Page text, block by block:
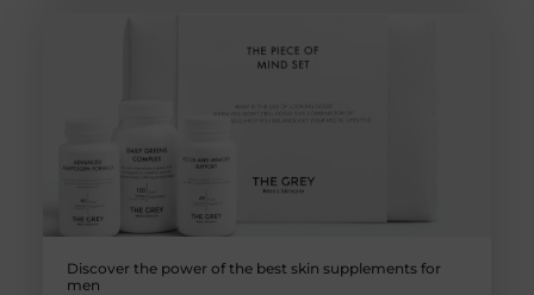
Discover the power of the best skin supplements for
men